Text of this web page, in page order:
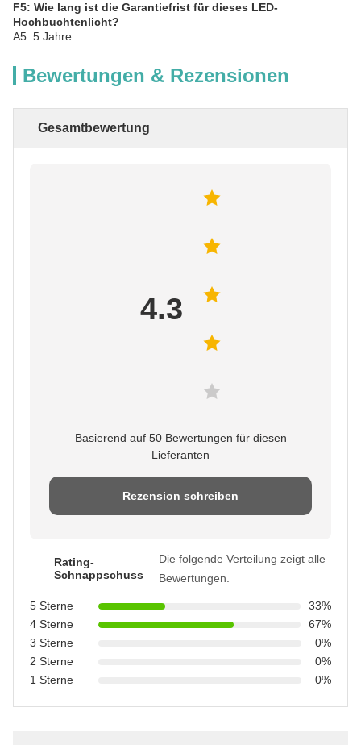
F5: Wie lang ist die Garantiefrist für dieses LED-
Hochbuchtenlicht?
A5: 5 Jahre.
Bewertungen & Rezensionen
Gesamtbewertung
4.3
Basierend auf 50 Bewertungen für diesen
Lieferanten
Rezension schreiben
Rating-
Schnappschuss
Die folgende Verteilung zeigt alle
Bewertungen.
5 Sterne
33%
4 Sterne
67%
3 Sterne
0%
2 Sterne
0%
1 Sterne
0%